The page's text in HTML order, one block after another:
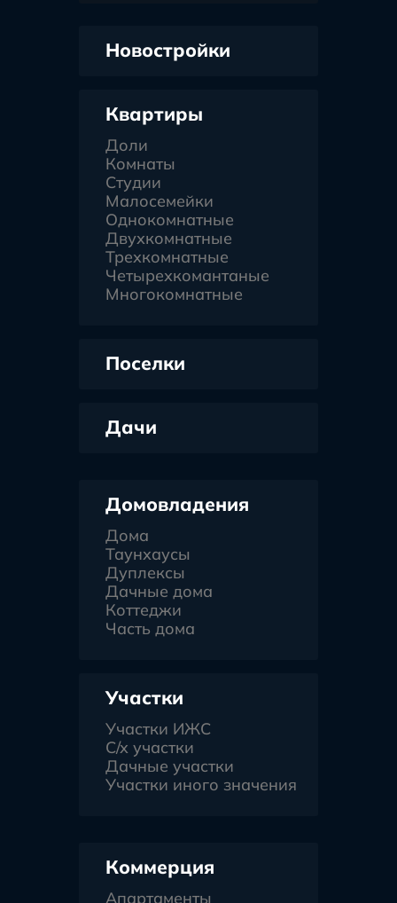
Новостройки
Квартиры
Доли
Комнаты
Студии
Малосемейки
Однокомнатные
Двухкомнатные
Трехкомнатные
Четырехкомантаные
Многокомнатные
Поселки
Дачи
Домовладения
Дома
Таунхаусы
Дуплексы
Дачные дома
Коттеджи
Часть дома
Участки
Участки ИЖС
С/х участки
Дачные участки
Участки иного значения
Коммерция
Апартаменты